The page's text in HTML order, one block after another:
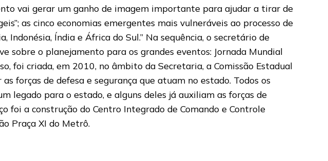
vai gerar um ganho de imagem importante para ajudar a tirar de
as cinco economias emergentes mais vulneráveis ao processo de
Indonésia, Índia e África do Sul.” Na sequência, o secretário de
sobre o planejamento para os grandes eventos: Jornada Mundial
foi criada, em 2010, no âmbito da Secretaria, a Comissão Estadual
forças de defesa e segurança que atuam no estado. Todos os
legado para o estado, e alguns deles já auxiliam as forças de
foi a construção do Centro Integrado de Comando e Controle
Praça XI do Metrô.